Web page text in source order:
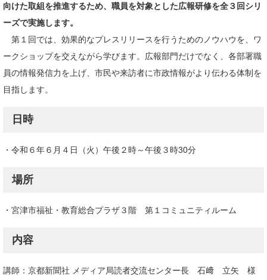
向けた取組を推進するため、職員を対象とした広報研修を全３回シリ
ーズで実施します。
第１回では、効果的なプレスリリースを行うためのノウハウを、ワ
ークショップを交えながら学びます。広報部門だけでなく、各部署職
員の情報発信力を上げ、市民や来訪者に市政情報がより伝わる体制を
目指します。
日時
・令和６年６月４日（火）午後２時～午後３時30分
場所
・宮津市福祉・教育総合プラザ３階 第１コミュニティルーム
内容
講師：京都新聞社 メディア局読者交流センター長 石﨑 立矢 様